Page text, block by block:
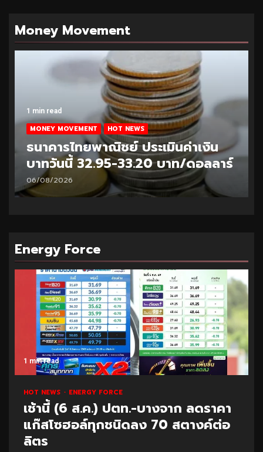
Money Movement
1 min read
MONEY MOVEMENT HOT NEWS
ธนาคารไทยพาณิชย์ ประเมินค่าเงิน
บาทวันนี้ 32.95-33.20 บาท/ดอลลาร์
06/08/2026
Energy Force
1 min read
HOT NEWS ENERGY FORCE
เช้านี้ (6 ส.ค.) ปตท.-บางจาก ลดราคา
แก๊สโซฮอล์ทุกชนิดลง 70 สตางค์ต่อ
ลิตร